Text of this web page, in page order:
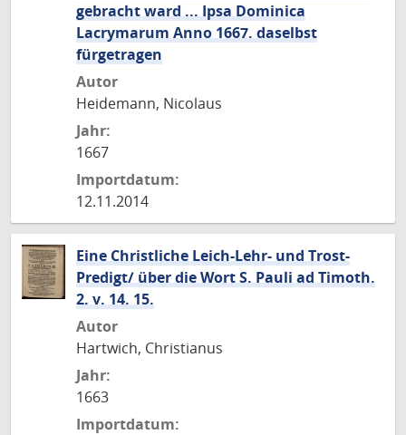
gebracht ward ... Ipsa Dominica
Lacrymarum Anno 1667. daselbst
fürgetragen
Autor
Heidemann, Nicolaus
Jahr:
1667
Importdatum:
12.11.2014
Eine Christliche Leich-Lehr- und Trost-
Predigt/ über die Wort S. Pauli ad Timoth.
2. v. 14. 15.
Autor
Hartwich, Christianus
Jahr:
1663
Importdatum: